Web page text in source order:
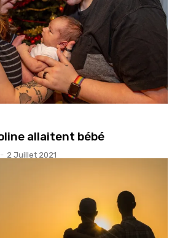
allaitent bébé
- 2 Juillet 2021